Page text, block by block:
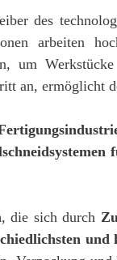
des
arbeiten
um
an,
, die sich durch
und